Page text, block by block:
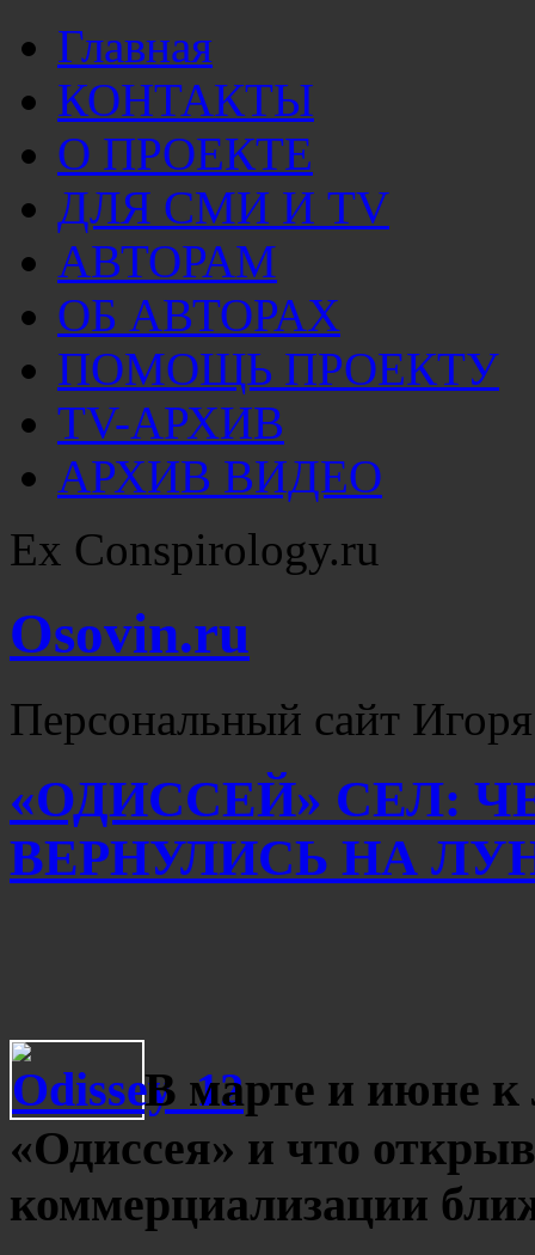
Главная
КОНТАКТЫ
О ПРОЕКТЕ
ДЛЯ СМИ И TV
АВТОРАМ
ОБ АВТОРАХ
ПОМОЩЬ ПРОЕКТУ
TV-АРХИВ
АРХИВ ВИДЕО
Ex Conspirology.ru
Osovin.ru
Персональный сайт
«ОДИССЕЙ» СЕЛ:
ВЕРНУЛИСЬ НА
В марте и июне к
«Одиссея» и что
коммерциализации